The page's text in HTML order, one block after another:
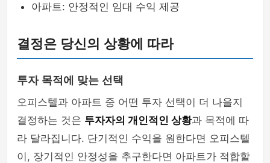
아파트: 안정적인 임대 수익 제공
결정은 당신의 상황에 따라
투자 목적에 맞는 선택
오피스텔과 아파트 중 어떤 투자 선택이 더 나을지
결정하는 것은 투자자의 개인적인 상황과 목적에 따
라 달라집니다. 단기적인 수익을 원한다면 오피스텔
이, 장기적인 안정성을 추구한다면 아파트가 적합할